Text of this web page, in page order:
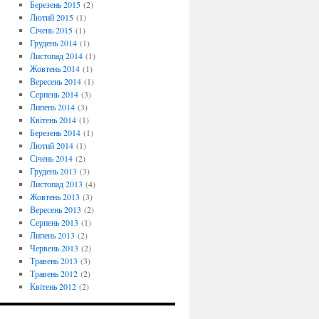
Березень 2015(2)
Лютий 2015(1)
Січень 2015(1)
Грудень 2014(1)
Листопад 2014(1)
Жовтень 2014(1)
Вересень 2014(1)
Серпень 2014(3)
Липень 2014(3)
Квітень 2014(1)
Березень 2014(1)
Лютий 2014(1)
Січень 2014(2)
Грудень 2013 (3)
Листопад 2013 (4)
Жовтень 2013 (3)
Вересень 2013 (2)
Серпень 2013 (1)
Липень 2013 (2)
Червень 2013 (2)
Травень 2013 (3)
Травень 2012(2)
Квітень 2012(2)